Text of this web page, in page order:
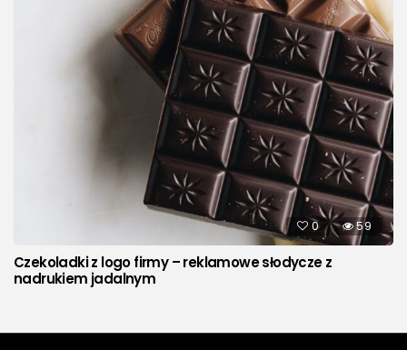
0 59
Czekoladki z logo firmy – reklamowe słodycze z
nadrukiem jadalnym